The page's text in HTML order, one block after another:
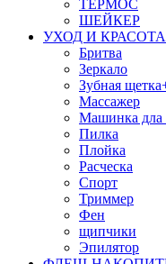
ТЕРМОС
ШЕЙКЕР
УХОД И КРАСОТА
Бритва
Зеркало
Зубная
Массажер
Машинка дла
Пилка
Плойка
Расческа
Спорт
Триммер
Фен
щипчики
Эпилятор